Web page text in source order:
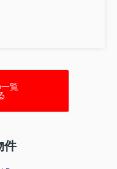
覧
件